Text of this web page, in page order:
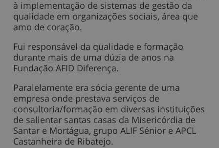
à implementação de sistemas de gestão da
qualidade em organizações sociais, área que
amo de coração.
Fui responsável da qualidade e formação
durante mais de uma dúzia de anos na
Fundação AFID Diferença.
Paralelamente era sócia gerente de uma
empresa onde prestava serviços de
consultoria/formação em diversas instituições
de salientar santas casas da Misericórdia de
Santar e Mortágua, grupo ALIF Sénior e APCL
Castanheira de Ribatejo.